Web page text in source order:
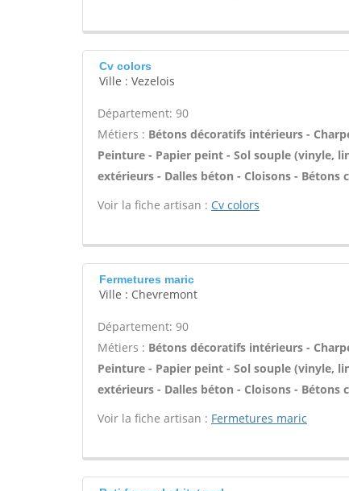
Cv colors
Ville : Vezelois
Département: 90
Métiers : Bétons décoratifs intérieurs -
Peinture - Papier peint - Sol souple (vinyle,
extérieurs - Dalles béton - Cloisons - Bétons
Voir la fiche artisan : Cv colors
Fermetures maric
Ville : Chevremont
Département: 90
Métiers : Bétons décoratifs intérieurs -
Peinture - Papier peint - Sol souple (vinyle,
extérieurs - Dalles béton - Cloisons - Bétons
Voir la fiche artisan : Fermetures maric